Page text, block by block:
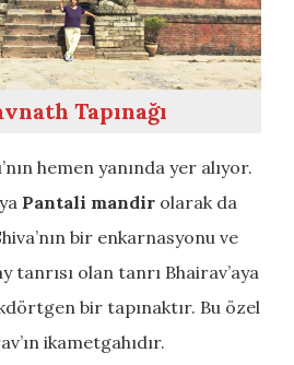
Tapınağı
hemen yanında yer alıyor.
Pantali mandir olarak da
bir enkarnasyonu ve
tanrısı olan tanrı Bhairav’aya
bir tapınaktır. Bu özel
ikametgahıdır.